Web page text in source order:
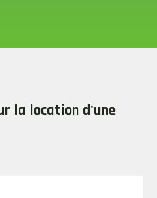
la location d'une